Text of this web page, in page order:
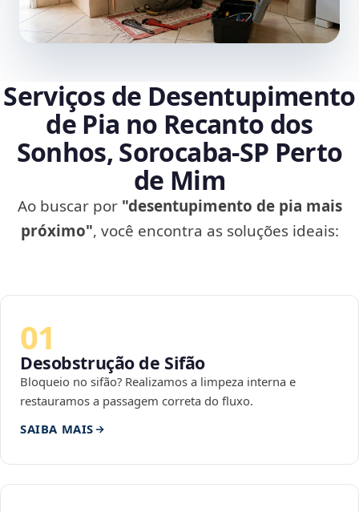
Serviços de Desentupimento
de Pia no Recanto dos
Sonhos, Sorocaba‑SP Perto
de Mim
Ao buscar por "desentupimento de pia mais
próximo", você encontra as soluções ideais:
01
Desobstrução de Sifão
Bloqueio no sifão? Realizamos a limpeza interna e
restauramos a passagem correta do fluxo.
SAIBA MAIS